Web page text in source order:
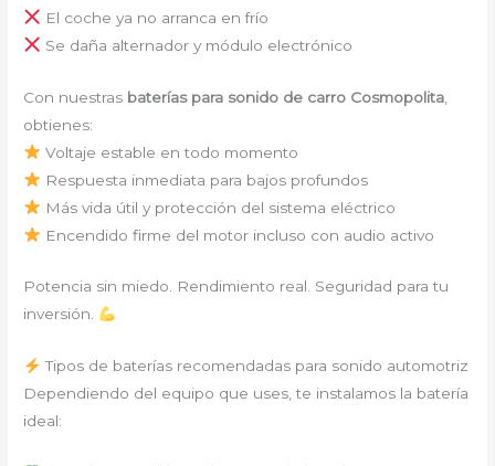
El coche ya no arranca en frío
Se daña alternador y módulo electrónico
Con nuestras baterías para sonido de carro Cosmopolita
obtienes:
Voltaje estable en todo momento
Respuesta inmediata para bajos profundos
Más vida útil y protección del sistema eléctrico
Encendido firme del motor incluso con audio activo
Potencia sin miedo. Rendimiento real. Seguridad para tu
inversión.
Tipos de baterías recomendadas para sonido automotriz
Dependiendo del equipo que uses, te instalamos la batería
ideal: